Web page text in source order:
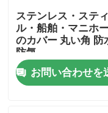
お問い合わせ
見積依頼
ステンレス・ステ
ル・船舶・マニホ
のカバー 丸い角 防
防気
お問い合わせを